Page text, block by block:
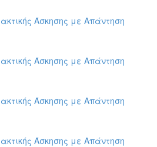
Άσκησης με Απάντηση
Άσκησης με Απάντηση
Άσκησης με Απάντηση
Άσκησης με Απάντηση